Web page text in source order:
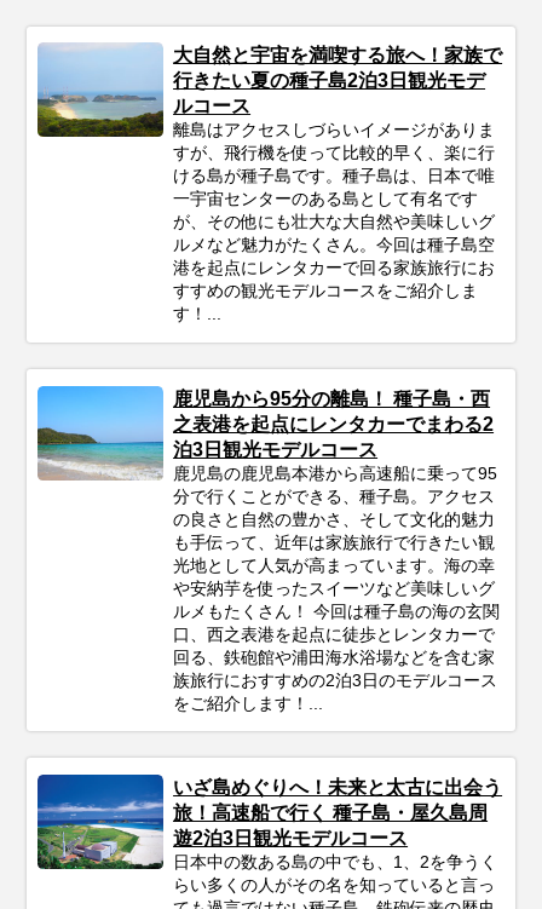
大自然と宇宙を満喫する旅へ！家族で
行きたい夏の種子島2泊3日観光モデ
ルコース
離島はアクセスしづらいイメージがありま
すが、飛行機を使って比較的早く、楽に行
ける島が種子島です。種子島は、日本で唯
一宇宙センターのある島として有名です
が、その他にも壮大な大自然や美味しいグ
ルメなど魅力がたくさん。今回は種子島空
港を起点にレンタカーで回る家族旅行にお
すすめの観光モデルコースをご紹介しま
す！...
鹿児島から95分の離島！ 種子島・西
之表港を起点にレンタカーでまわる2
泊3日観光モデルコース
鹿児島の鹿児島本港から高速船に乗って95
分で行くことができる、種子島。アクセス
の良さと自然の豊かさ、そして文化的魅力
も手伝って、近年は家族旅行で行きたい観
光地として人気が高まっています。海の幸
や安納芋を使ったスイーツなど美味しいグ
ルメもたくさん！ 今回は種子島の海の玄関
口、西之表港を起点に徒歩とレンタカーで
回る、鉄砲館や浦田海水浴場などを含む家
族旅行におすすめの2泊3日のモデルコース
をご紹介します！...
いざ島めぐりへ！未来と太古に出会う
旅！高速船で行く 種子島・屋久島周
遊2泊3日観光モデルコース
日本中の数ある島の中でも、1、2を争うく
らい多くの人がその名を知っていると言っ